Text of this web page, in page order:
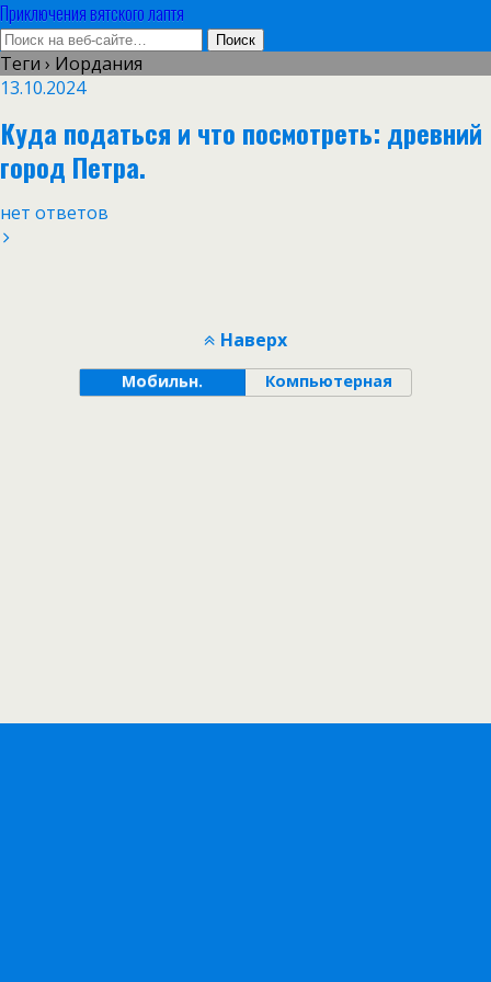
Приключения вятского лаптя
Теги › Иордания
13.10.2024
Куда податься и что посмотреть: древний
город Петра.
нет ответов
Наверх
Мобильн. Компьютерная